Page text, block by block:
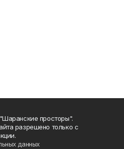
просторы".
разрешено только с
данных